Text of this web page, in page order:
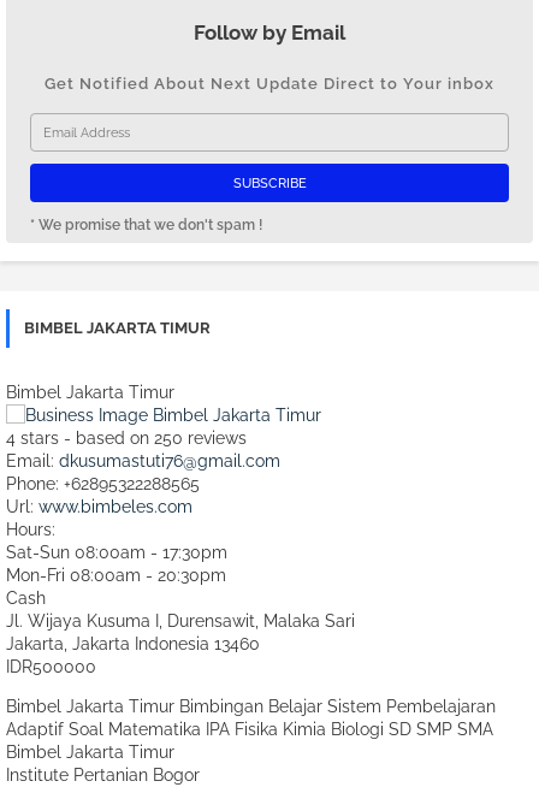
Follow by Email
Get Notified About Next Update Direct to Your inbox
* We promise that we don't spam !
BIMBEL JAKARTA TIMUR
Bimbel Jakarta Timur
4 stars - based on 250 reviews
Email: dkusumastuti76@gmail.com
Phone: +62895322288565
Url: www.bimbeles.com
Hours:
Sat-Sun 08:00am - 17:30pm
Mon-Fri 08:00am - 20:30pm
Cash
Jl. Wijaya Kusuma I, Durensawit, Malaka Sari
Jakarta, Jakarta Indonesia 13460
IDR500000
Bimbel Jakarta Timur Bimbingan Belajar Sistem Pembelajaran
Adaptif Soal Matematika IPA Fisika Kimia Biologi SD SMP SMA
Bimbel Jakarta Timur
Institute Pertanian Bogor